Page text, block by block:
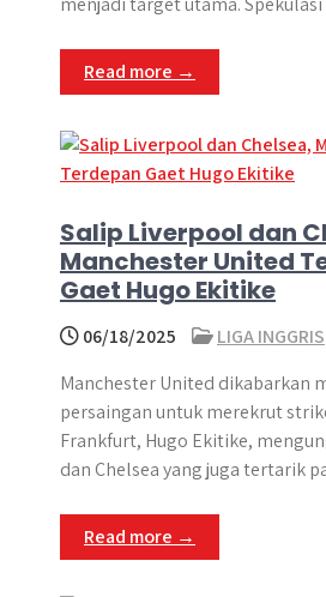
Read more →
Salip Liverpool dan
Manchester United
Gaet Hugo Ekitike
06/18/2025
LIGA INGGRIS
Manchester United dikabarkan
persaingan untuk merekrut
Frankfurt, Hugo Ekitike,
dan Chelsea yang juga tertarik
Read more →